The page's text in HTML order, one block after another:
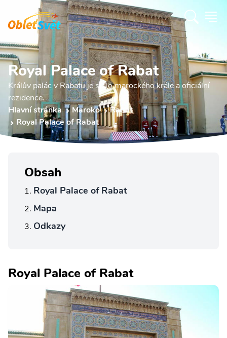
Royal Palace of Rabat
Králův palác v Rabatu je sídlo marockého krále a oficiální
rezidence.
Hlavní stránka
Maroko
Rabat
Royal Palace of Rabat
Obsah
Royal Palace of Rabat
Mapa
Odkazy
Royal Palace of Rabat